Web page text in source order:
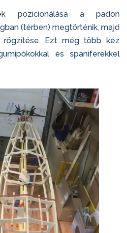
pozicionálása a padon
(térben) megtörténik, majd
rögzítése. Ezt még több kéz
és spaniferekkel